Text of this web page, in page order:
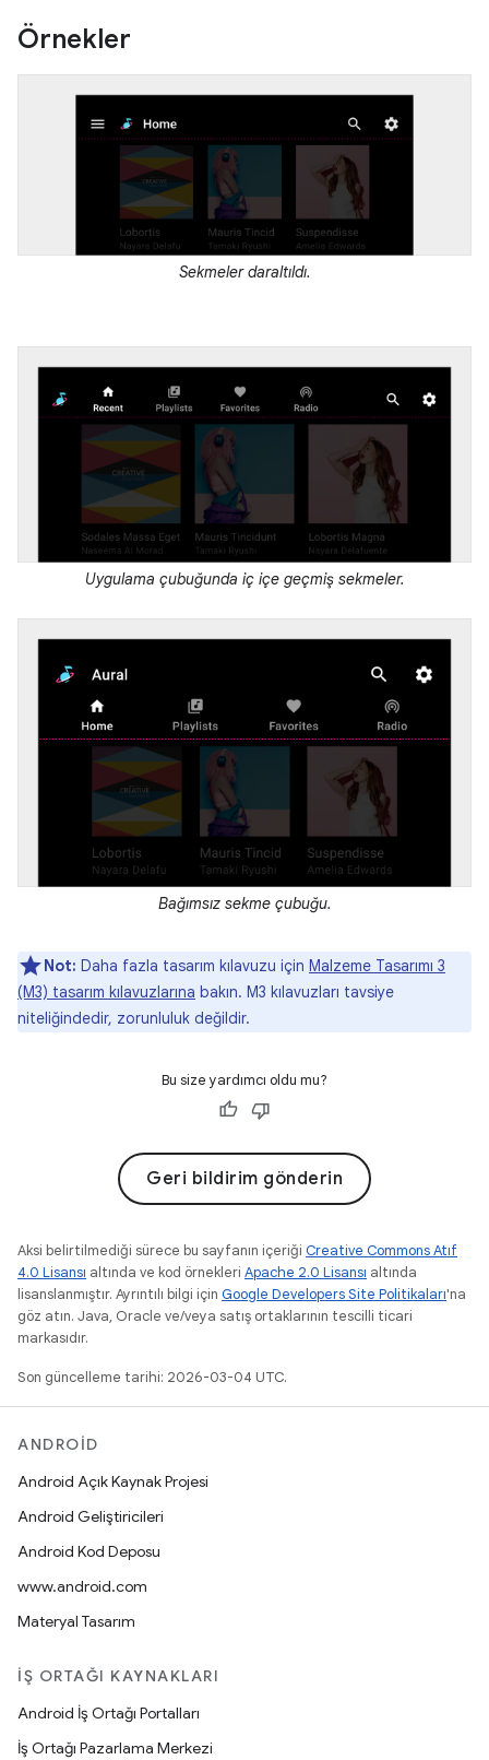
Örnekler
Sekmeler daraltıldı.
Uygulama çubuğunda iç içe geçmiş sekmeler.
Bağımsız sekme çubuğu.
Not: Daha fazla tasarım kılavuzu için Malzeme Tasarımı 3
(M3) tasarım kılavuzlarına bakın. M3 kılavuzları tavsiye
niteliğindedir, zorunluluk değildir.
Bu size yardımcı oldu mu?
Geri bildirim gönderin
Aksi belirtilmediği sürece bu sayfanın içeriği Creative Commons Atıf
4.0 Lisansı altında ve kod örnekleri Apache 2.0 Lisansı altında
lisanslanmıştır. Ayrıntılı bilgi için Google Developers Site Politikaları'na
göz atın. Java, Oracle ve/veya satış ortaklarının tescilli ticari
markasıdır.
Son güncelleme tarihi: 2026-03-04 UTC.
ANDROID
Android Açık Kaynak Projesi
Android Geliştiricileri
Android Kod Deposu
www.android.com
Materyal Tasarım
İŞ ORTAĞI KAYNAKLARI
Android İş Ortağı Portalları
İş Ortağı Pazarlama Merkezi